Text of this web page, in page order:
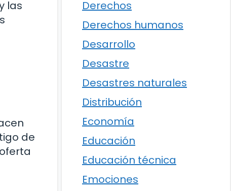
las
de
Derechos
Derechos humanos
Desarrollo
Desastre
Desastres naturales
Distribución
Economía
Educación
Educación técnica
Emociones